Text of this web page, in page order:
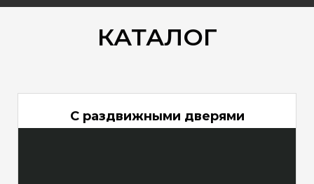
КАТАЛОГ
С раздвижными дверями